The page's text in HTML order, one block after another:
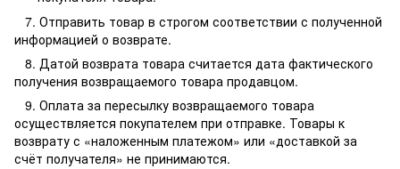
7. Отправить товар в строгом соответствии с полученной
информацией о возврате.
8. Датой возврата товара считается дата фактического
получения возвращаемого товара продавцом.
9. Оплата за пересылку возвращаемого товара
осуществляется покупателем при отправке. Товары к
возврату с «наложенным платежом» или «доставкой за
счёт получателя» не принимаются.